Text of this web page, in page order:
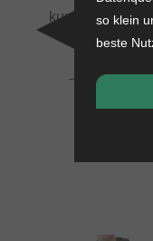
kunstform
Beanie Mütze
16.76EUR
so klein
beste